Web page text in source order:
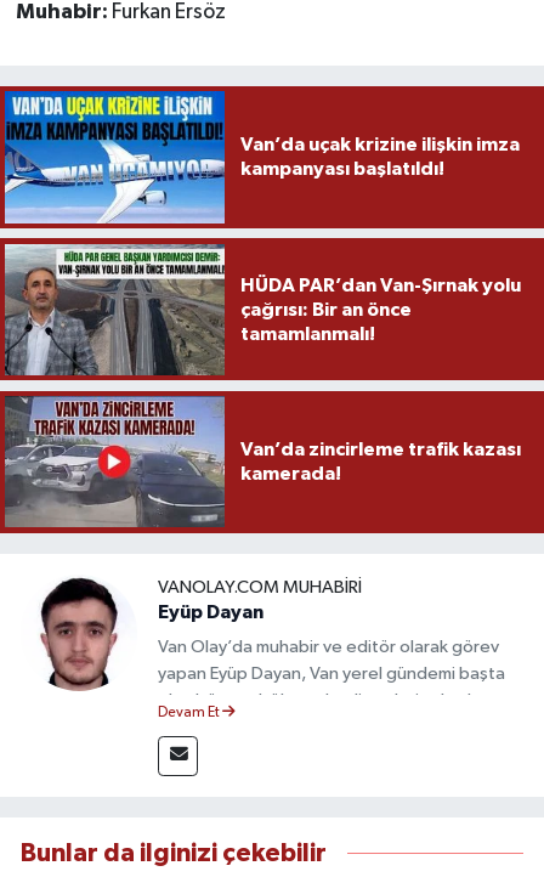
Muhabir: Furkan Ersöz
Van’da uçak krizine ilişkin imza
kampanyası başlatıldı!
HÜDA PAR’dan Van-Şırnak yolu
çağrısı: Bir an önce
tamamlanmalı!
Van’da zincirleme trafik kazası
kamerada!
VANOLAY.COM MUHABIRI
Eyüp Dayan
Van Olay’da muhabir ve editör olarak görev
yapan Eyüp Dayan, Van yerel gündemi başta
olmak üzere bölgesel gelişmeleri sahadan
deneyimiyle doğruluk, tarafsızlık ve etik ilkeleri
esas alan Dayan, güvenilir kaynaklara dayalı
Devam Et
Bunlar da ilginizi çekebilir